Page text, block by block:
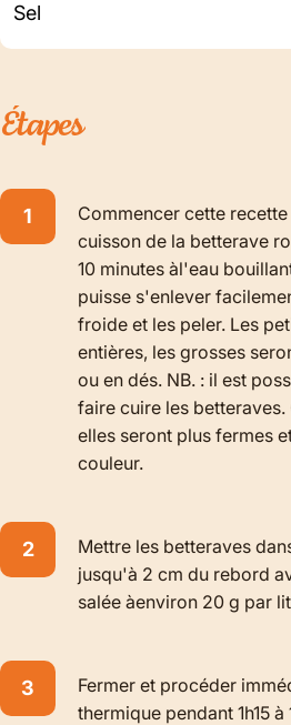
Sel
Étapes
Commencer cette
cuisson de la betterave
10 minutes àl'eau
puisse s'enlever
froide et les peler. Les
entières, les grosses
ou en dés. NB. : il est
faire cuire les
elles seront plus fermes
couleur.
Mettre les betteraves
jusqu'à 2 cm du rebord
salée àenviron 20 g par
Fermer et procéder
thermique pendant 1h15